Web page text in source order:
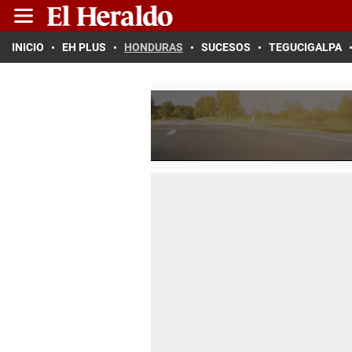
INICIO EH PLUS HONDURAS SUCESOS TEGUCIGALPA